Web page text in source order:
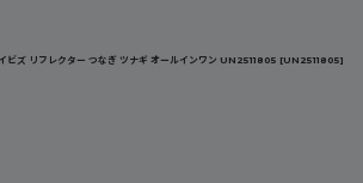
ビズ リフレクター つなぎ ツナギ オールインワン UN2511805 [UN2511805]